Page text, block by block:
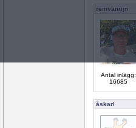
remvanrijn
Antal inlägg:
16685
åskarl